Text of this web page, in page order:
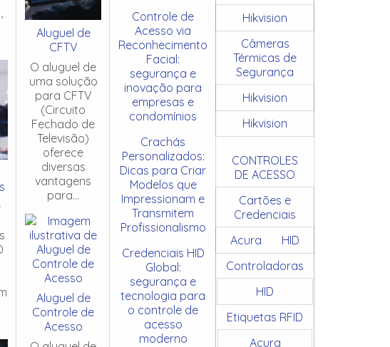
Aluguel de
CFTV
O aluguel de
uma solução
para CFTV
(Circuito
Fechado de
Televisão)
oferece
diversas
vantagens
para...
Aluguel de
Controle de
Acesso
Controle de
Acesso via
Reconhecimento
Facial:
segurança e
inovação para
empresas e
condomínios
Crachás
Personalizados:
Dicas para Criar
Modelos que
Impressionam e
Transmitem
Profissionalismo
Credenciais HID
Global:
segurança e
tecnologia para
o controle de
acesso
moderno
Hikvision
Câmeras
Térmicas de
Segurança
Hikvision
Hikvision
CONTROLES
DE ACESSO
Cartões e
Credenciais
Acura
HID
Controladoras
HID
Etiquetas RFID
Acura